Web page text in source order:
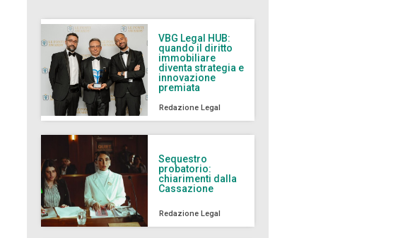
VBG Legal HUB:
quando il diritto
immobiliare
diventa strategia e
innovazione
premiata
Redazione Legal
Sequestro
probatorio:
chiarimenti dalla
Cassazione
Redazione Legal